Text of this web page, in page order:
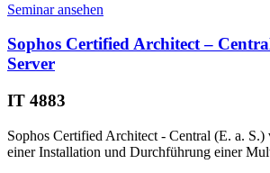
Seminar ansehen
Sophos Certified Architect –
Server
IT 4883
Sophos Certified Architect - Central (E. a. S.)
einer Installation und Durchführung einer